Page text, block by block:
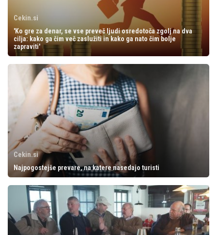
Cekin.si
'Ko gre za denar, se vse preveč ljudi osredotoča zgolj na dva
cilja: kako ga čim več zaslužiti in kako ga nato čim bolje
zapraviti'
Cekin.si
Najpogostejše prevare, na katere nasedajo turisti